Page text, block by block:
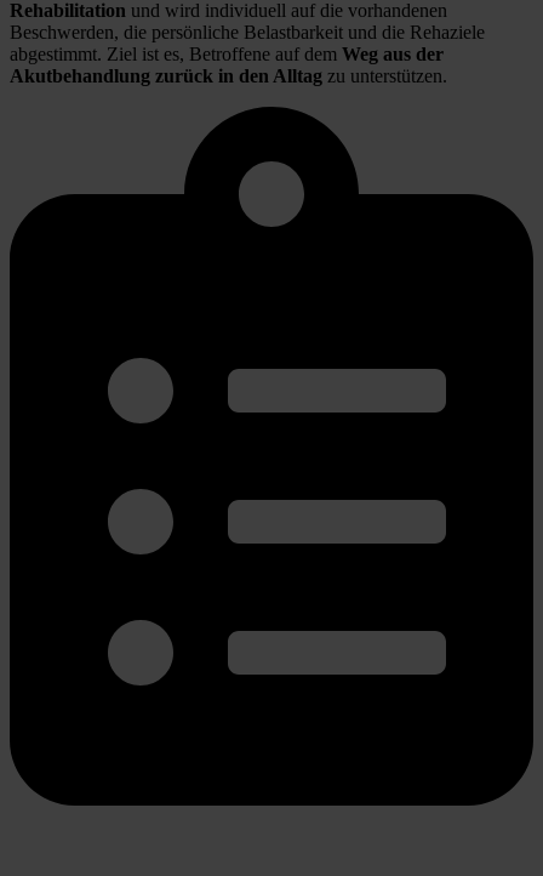
Rehabilitation und wird individuell auf die vorhandenen
Beschwerden, die persönliche Belastbarkeit und die Rehaziele
abgestimmt. Ziel ist es, Betroffene auf dem Weg aus der
Akutbehandlung zurück in den Alltag zu unterstützen.